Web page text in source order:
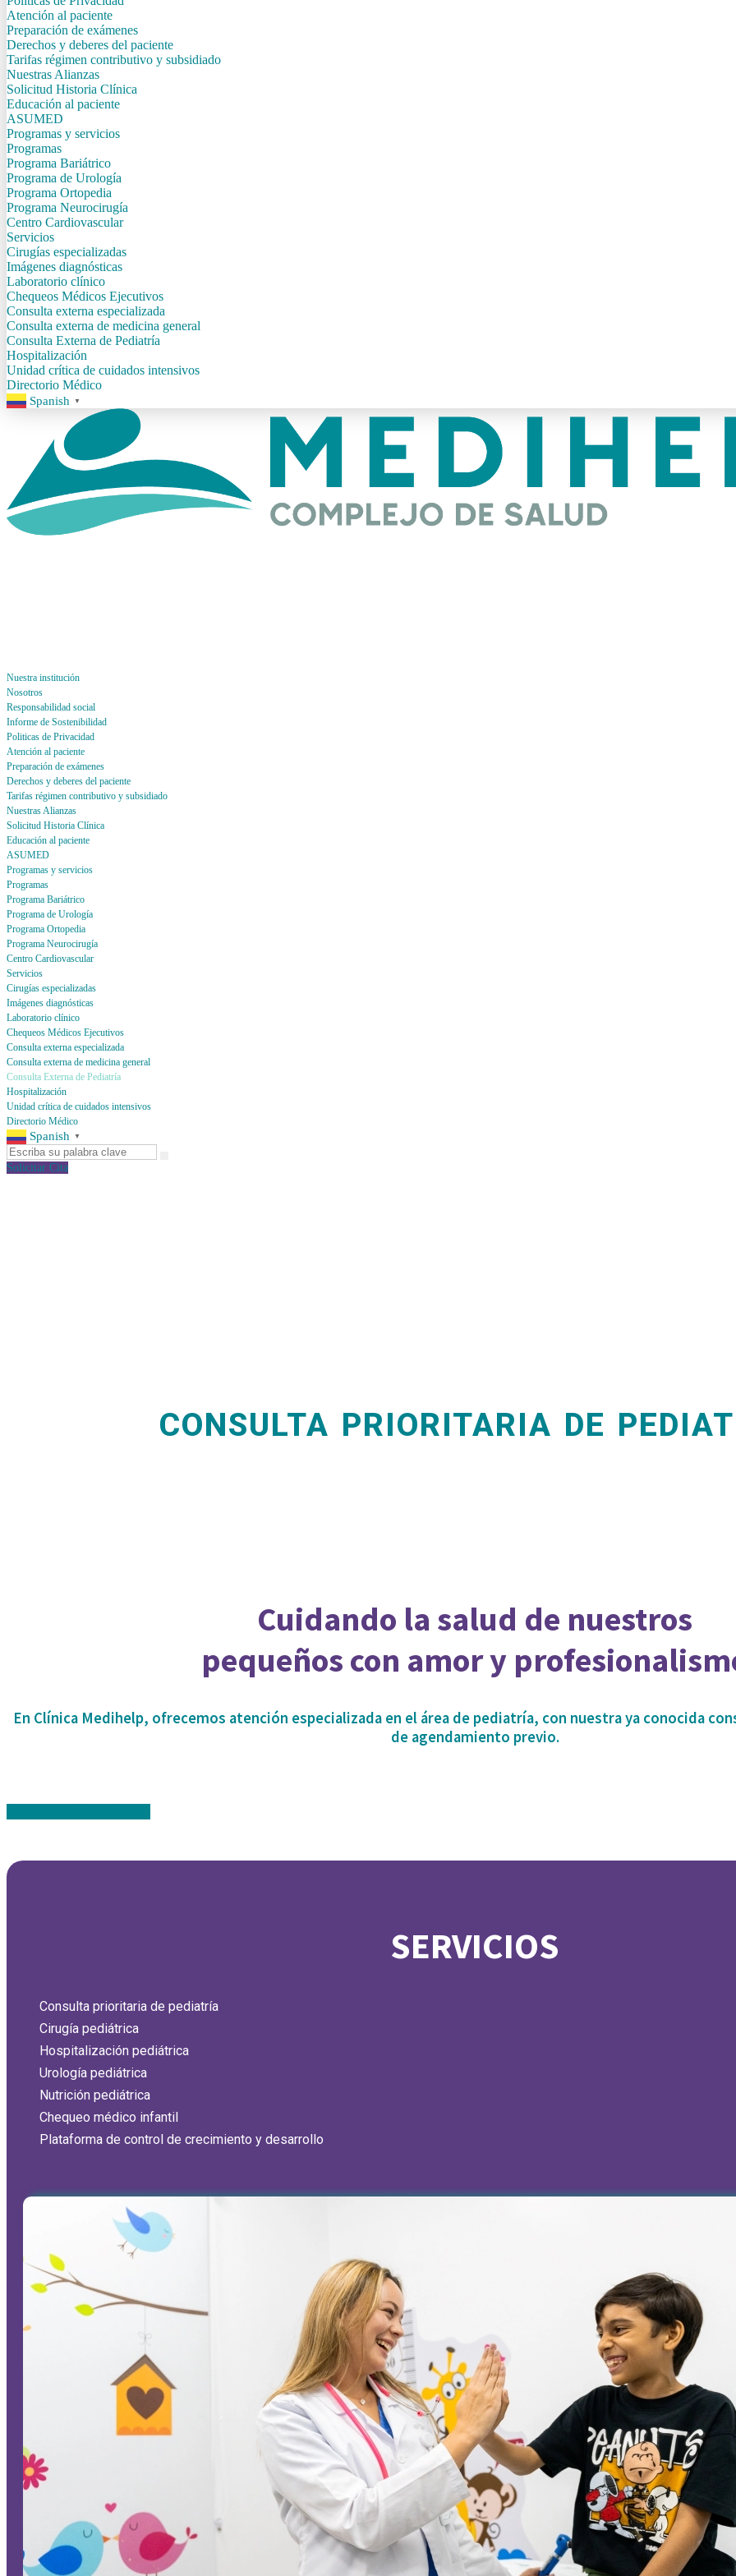
Atención al paciente
Preparación de exámenes
Derechos y deberes del paciente
Tarifas régimen contributivo y subsidiado
Nuestras Alianzas
Solicitud Historia Clínica
Educación al paciente
ASUMED
Programas y servicios
Programas
Programa Bariátrico
Programa de Urología
Programa Ortopedia
Programa Neurocirugía
Centro Cardiovascular
Servicios
Cirugías especializadas
Imágenes diagnósticas
Laboratorio clínico
Chequeos Médicos Ejecutivos
Consulta externa especializada
Consulta externa de medicina general
Consulta Externa de Pediatría
Hospitalización
Unidad crítica de cuidados intensivos
Directorio Médico
Spanish ▼
Nuestra institución
Nosotros
Responsabilidad social
Informe de Sostenibilidad
Politicas de Privacidad
Atención al paciente
Preparación de exámenes
Derechos y deberes del paciente
Tarifas régimen contributivo y subsidiado
Nuestras Alianzas
Solicitud Historia Clínica
Educación al paciente
ASUMED
Programas y servicios
Programas
Programa Bariátrico
Programa de Urología
Programa Ortopedia
Programa Neurocirugía
Centro Cardiovascular
Servicios
Cirugías especializadas
Imágenes diagnósticas
Laboratorio clínico
Chequeos Médicos Ejecutivos
Consulta externa especializada
Consulta externa de medicina general
Consulta Externa de Pediatría
Hospitalización
Unidad crítica de cuidados intensivos
Directorio Médico
Spanish ▼
Solicitar Cita
CONSULTA PRIORITARIA DE
Cuidando la salud de nuestros
pequeños con amor y
En Clínica Medihelp, ofrecemos atención especializada en el área de pediatría, con nuestra ya conocida
de agendamiento previo.
SERVICIOS
Consulta prioritaria de pediatría
Cirugía pediátrica
Hospitalización pediátrica
Urología pediátrica
Nutrición pediátrica
Chequeo médico infantil
Plataforma de control de crecimiento y desarrollo